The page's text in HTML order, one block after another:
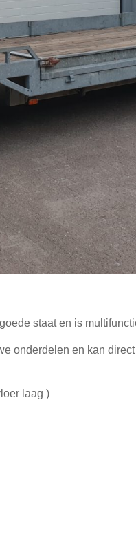
staat en is
onderdelen en kan
laag )